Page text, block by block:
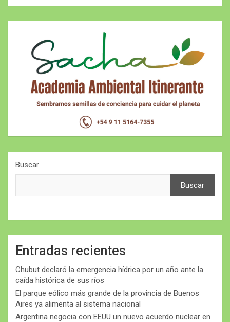
Buscar
Buscar
Entradas recientes
Chubut declaró la emergencia hídrica por un año ante la
caída histórica de sus ríos
El parque eólico más grande de la provincia de Buenos
Aires ya alimenta al sistema nacional
Argentina negocia con EEUU un nuevo acuerdo nuclear en